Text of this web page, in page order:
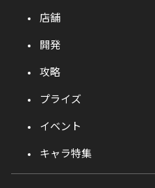
店舗
開発
攻略
プライズ
イベント
キャラ特集